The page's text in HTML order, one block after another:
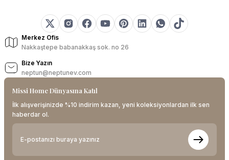
Merkez Ofis
Nakkaştepe babanakkaş sok. no 26
Bize Yazın
neptun@neptunev.com
Missi Home Dünyasına Katıl
İlk alışverişinizde %10 indirim kazan, yeni koleksiyonlardan ilk sen
haberdar ol.